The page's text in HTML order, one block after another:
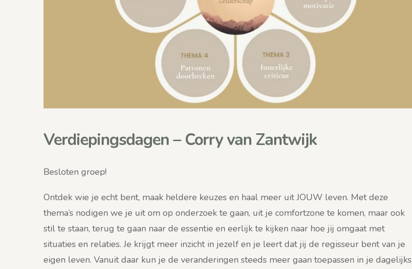
Verdiepingsdagen – Corry van Zantwijk
Besloten groep!
Ontdek wie je echt bent, maak heldere keuzes en haal meer uit JOUW leven. Met deze
thema’s nodigen we je uit om op onderzoek te gaan, uit je comfortzone te komen, maar ook
stil te staan, terug te gaan naar de essentie en eerlijk te kijken naar hoe jij omgaat met
situaties en relaties. Je krijgt meer inzicht in jezelf en je leert dat jij de regisseur bent van je
eigen leven. Vanuit daar kun je de veranderingen steeds meer gaan toepassen in je dagelijks